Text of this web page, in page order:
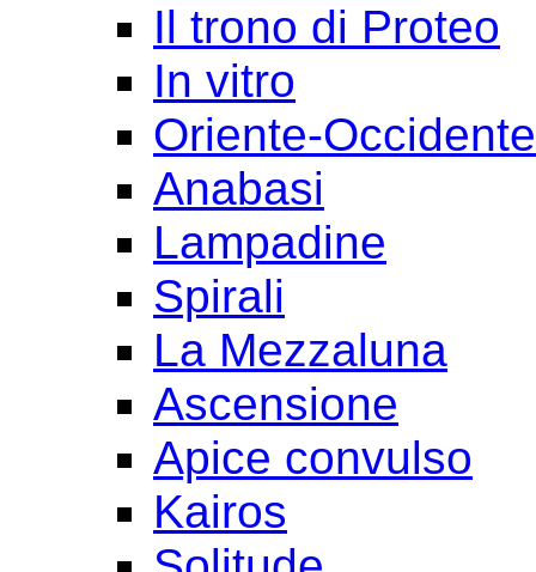
Il trono di Proteo
In vitro
Oriente-
Anabasi
Lampadine
Spirali
La Mezzaluna
Ascensione
Apice convulso
Kairos